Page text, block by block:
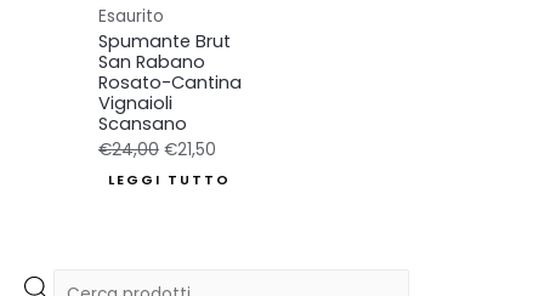
Esaurito
Spumante Brut
San Rabano
Rosato-Cantina
Vignaioli
Scansano
€24,00 Il
prezzo
€21,50
prezzo
LEGGI TUTTO